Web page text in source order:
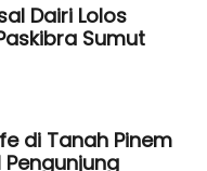
Dairi Lolos
Sumut
di Tanah Pinem
Pengunjung